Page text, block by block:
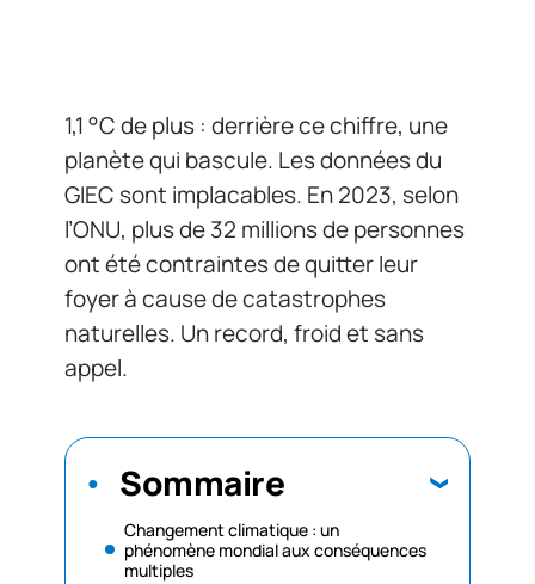
1,1 °C de plus : derrière ce chiffre, une
planète qui bascule. Les données du
GIEC sont implacables. En 2023, selon
l’ONU, plus de 32 millions de personnes
ont été contraintes de quitter leur
foyer à cause de catastrophes
naturelles. Un record, froid et sans
appel.
Sommaire
Changement climatique : un
phénomène mondial aux conséquences
multiples